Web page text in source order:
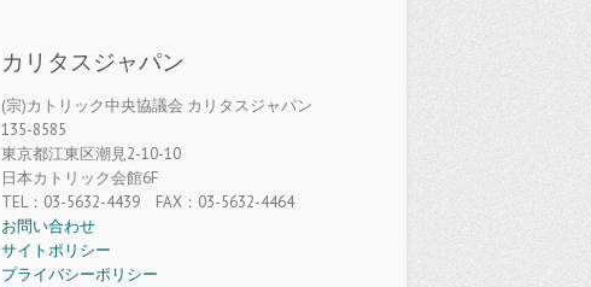
カリタスジャパン
(宗)カトリック中央協議会 カリタスジャパン
135-8585
東京都江東区潮見2-10-10
日本カトリック会館6F
TEL：03-5632-4439 FAX：03-5632-4464
お問い合わせ
サイトポリシー
プライバシーポリシー